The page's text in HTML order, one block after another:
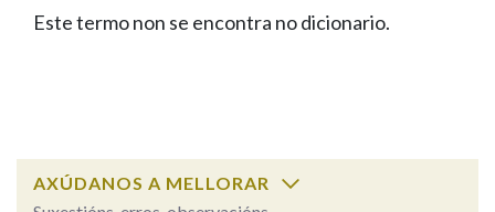
FIGURAS HOMENAXEADAS
PORTAL DAS PALABRAS
Facebook
TwitterYoutubeInstagram
Bluesky
BUSCAR NOS LEMAS
Remata por
Este termo non se encontra no dicionario.
AXÚDANOS A MELLORAR